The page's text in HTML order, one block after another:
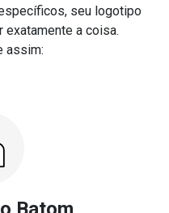
seu logotipo
a coisa.
assim: